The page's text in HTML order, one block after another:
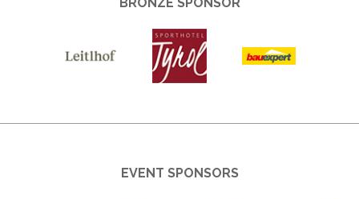
EVENT SPONSORS